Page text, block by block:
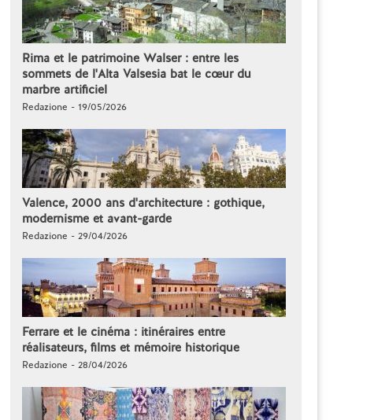
Rima et le patrimoine Walser : entre les
sommets de l'Alta Valsesia bat le cœur du
marbre artificiel
Redazione - 19/05/2026
Valence, 2000 ans d'architecture : gothique,
modernisme et avant-garde
Redazione - 29/04/2026
Ferrare et le cinéma : itinéraires entre
réalisateurs, films et mémoire historique
Redazione - 28/04/2026